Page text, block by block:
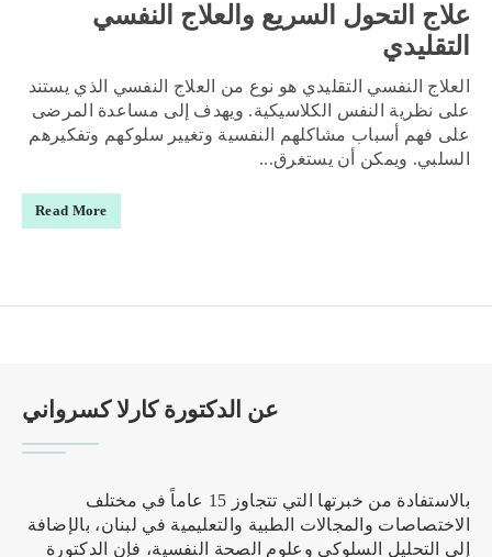
علاج التحول السريع والعلاج النفسي
التقليدي
العلاج النفسي التقليدي هو نوع من العلاج النفسي الذي يستند
على نظرية النفس الكلاسيكية. ويهدف إلى مساعدة المرضى
على فهم أسباب مشاكلهم النفسية وتغيير سلوكهم وتفكيرهم
السلبي. ويمكن أن يستغرق...
Read More
عن الدكتورة كارلا كسرواني
بالاستفادة من خبرتها التي تتجاوز 15 عاماً في مختلف
الاختصاصات والمجالات الطبية والتعليمية في لبنان، بالإضافة
إلى التحليل السلوكي وعلوم الصحة النفسية، فإن الدكتورة